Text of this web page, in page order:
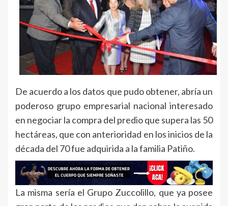
De acuerdo a los datos que pudo obtener, abría un
poderoso grupo empresarial nacional interesado
en negociar la compra del predio que supera las 50
hectáreas, que con anterioridad en los inicios de la
década del 70 fue adquirida a la familia Patiño.
La misma sería el Grupo Zuccolillo, que ya posee